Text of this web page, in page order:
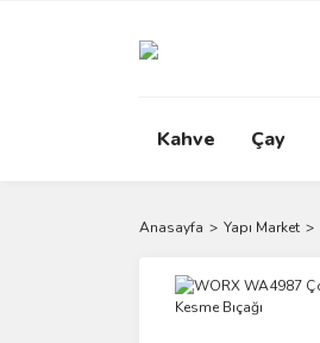
Kahve Çay
Anasayfa Yapı Market